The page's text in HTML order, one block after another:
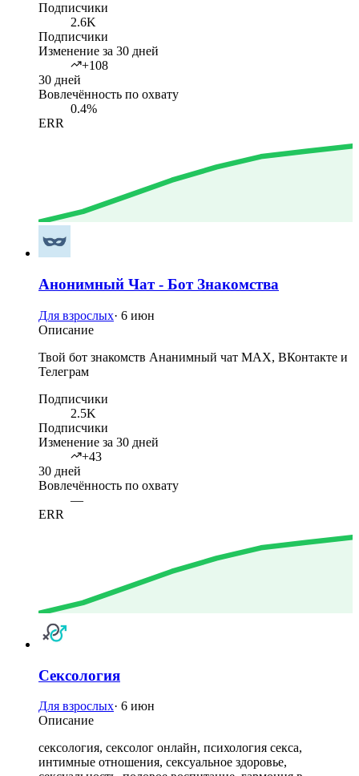
Подписчики
2.6K
Подписчики
Изменение за 30 дней
+108
30 дней
Вовлечённость по охвату
0.4%
ERR
Анонимный Чат - Бот Знакомства
Для взрослых· 6 июн
Описание
Твой бот знакомств Ананимный чат MAX, ВКонтакте и
Телеграм
Подписчики
2.5K
Подписчики
Изменение за 30 дней
+43
30 дней
Вовлечённость по охвату
—
ERR
Сексология
Для взрослых· 6 июн
Описание
сексология, сексолог онлайн, психология секса,
интимные отношения, сексуальное здоровье,